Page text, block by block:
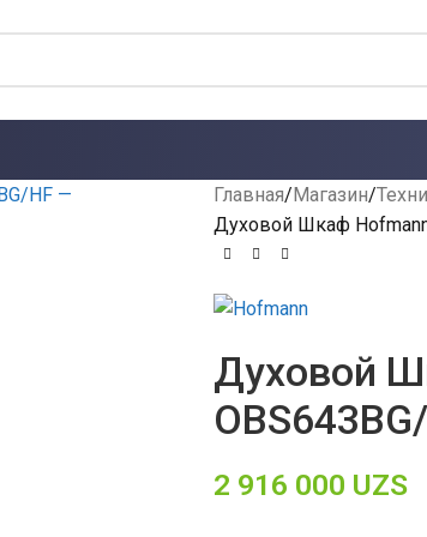
Главная Магазин
Духовой Шкаф
Духовой
2 916 000 UZS